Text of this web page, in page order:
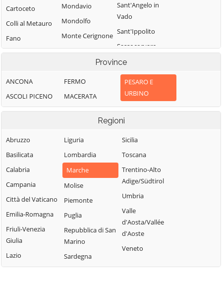
Cartoceto
Colli al Metauro
Fano
Fermignano
Fratte Rosa
Frontino
Frontone
Gradara
Mondavio
Mondolfo
Monte Cerignone
Monte Grimano
Montefelcino
Pergola
Pesaro
Sant'Angelo in
Vado
Sant'Ippolito
Sassocorvaro
Serra
Sant'Abbondio
Tavoleto
Tavullia
Urbania
Urbino
Vallefoglia
Province
ANCONA
ASCOLI PICENO
FERMO
MACERATA
PESARO E
URBINO
Regioni
Abruzzo
Basilicata
Calabria
Campania
Città del Vaticano
Emilia-Romagna
Friuli-Venezia
Giulia
Lazio
Liguria
Lombardia
Marche
Molise
Piemonte
Puglia
Repubblica di San
Marino
Sardegna
Sicilia
Toscana
Trentino-Alto
Adige/Südtirol
Umbria
Valle
d'Aosta/Vallée
d'Aoste
Veneto